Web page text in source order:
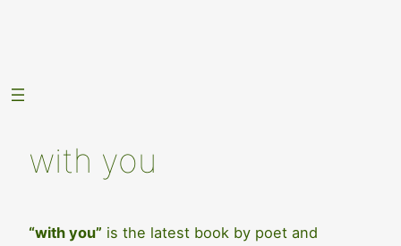
with you
“with you” is the latest book by poet and